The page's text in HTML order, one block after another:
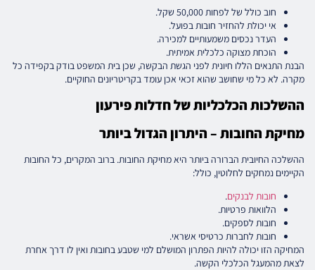
חוב כולל של לפחות 50,000 שקל.
אי יכולת להחזיר חובות בפועל.
העדר נכסים משמעותיים למכירה.
הוכחת מצוקה כלכלית אמיתית.
הבנת התנאים הללו חיונית לפני הגשת הבקשה, שכן בית המשפט בודק בקפידה כל
מקרה. לא כל מי שחושב שהוא זכאי אכן עומד בקריטריונים החוקיים.
ההשלכות הכלכליות של חדלות פירעון
מחיקת החובות – היתרון הגדול ביותר
ההשלכה החיובית הברורה ביותר היא מחיקת החובות. ברוב המקרים, כל החובות
הקיימים נמחקים לחלוטין, כולל:
חובות לבנקים.
הלוואות פרטיות.
חובות לספקים.
חובות לחברות כרטיסי אשראי.
המחיקה הזו יכולה להיות הפתרון המושלם למי שטבע בחובות ואין לו דרך אחרת
לצאת מהמעגל הכלכלי הקשה.